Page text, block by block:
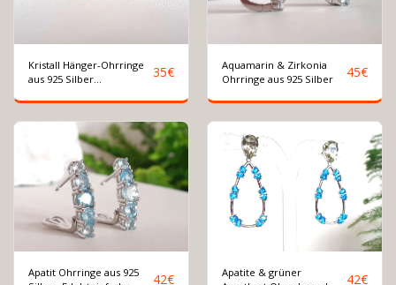
Kristall Hänger-Ohrringe
aus 925 Silber
funkelnde Kristalle
35€
Aquamarin & Zirkonia
Ohrringe aus 925 Silber
45€
Apatit Ohrringe aus 925
42€
Apatite & grüner
42€